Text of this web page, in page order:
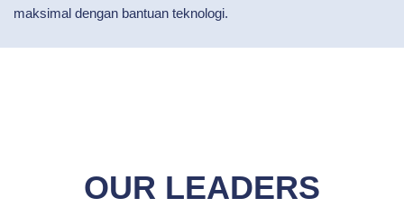
maksimal dengan bantuan teknologi.
OUR LEADERS